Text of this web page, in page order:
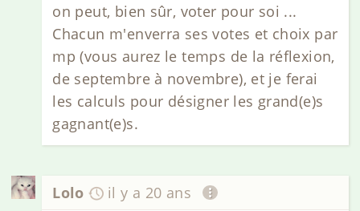
on peut, bien sûr, voter pour soi ...
Chacun m'enverra ses votes et choix par
mp (vous aurez le temps de la réflexion,
de septembre à novembre), et je ferai
les calculs pour désigner les grand(e)s
gagnant(e)s.
Lolo il y a 20 ans